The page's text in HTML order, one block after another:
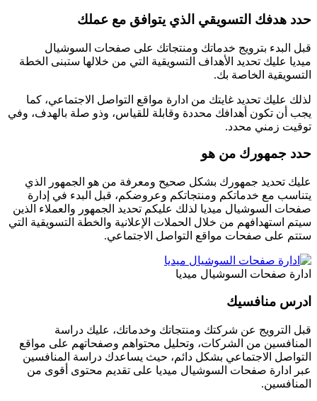
حدد هدفك التسويقي الذي يتوافق مع عملك
قبل البدء بترويج خدماتك ومنتجاتك على صفحات السوشيال
ميديا عليك تحديد الأهداف التسويقية التي من خلالها ستبنى الخطة
التسويقية الخاصة بك.
لذلك عليك تحديد غايتك من ادارة مواقع التواصل الاجتماعي، كما
يجب أن تكون أهدافك محددة وقابلة للقياس، وذو صلة بالهدف، وفي
توقيت زمني محدد.
حدد جمهورك من هو
عليك تحديد جمهورك بشكل صحيح ومعرفة من هو الجمهور الذي
يتناسب مع خدماتكم ومنتجاتكم وعروضكم، قبل البدء في إدارة
صفحات السوشيال ميديا لذلك عليكم تحديد الجمهور والعملاء الذين
سيتم استهدافهم من خلال الحملات الإعلانية والخطة التسويقية التي
ستتم على صفحات مواقع التواصل الاجتماعي.
ادارة صفحات السوشيال ميديا
ادرس منافسيك
قبل الترويج عن شركتك ومنتجاتك وخدماتك، عليك دراسة
المنافسين من الشركات، وتحليل محتواهم وصفحاتهم على مواقع
التواصل الاجتماعي بشكل دائم، حيث يساعدك دراسة المنافسين
عبر ادارة صفحات السوشيال ميديا على تقديم محتوى أقوى من
المنافسين.